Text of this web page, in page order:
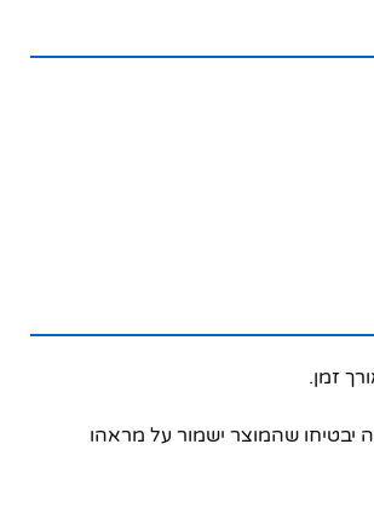
זמן.
יבטיחו שהמוצר ישמור על מראהו